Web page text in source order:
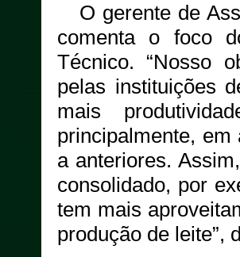
O gerente de
comenta o foco
Técnico. “Nosso
pelas instituições
mais
principalmente,
a anteriores.
consolidado, por
tem mais
produção de leite”,